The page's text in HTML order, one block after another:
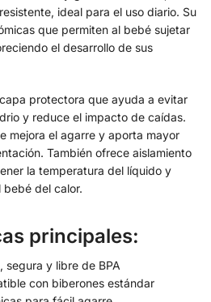
ideal para el uso diario. Su
que permiten al bebé sujetar
el desarrollo de sus
protectora que ayuda a evitar
y reduce el impacto de caídas.
mejora el agarre y aporta mayor
También ofrece aislamiento
la temperatura del líquido y
bebé del calor.
principales:
segura y libre de BPA
con biberones estándar